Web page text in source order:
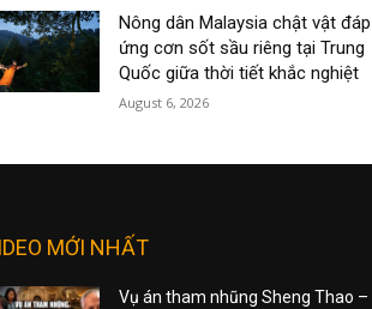
Nông dân Malaysia chật vật đáp
ứng cơn sốt sầu riêng tại Trung
Quốc giữa thời tiết khắc nghiệt
August 6, 2026
MỚI NHẤT
Vụ án tham nhũng Sheng Thao –